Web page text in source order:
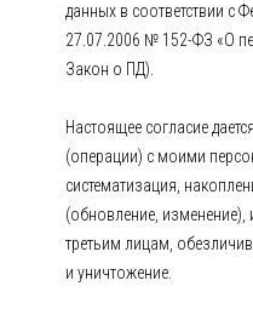
данных в соответствии с
27.07.2006 № 152-ФЗ «О
Закон о ПД).
Настоящее согласие
(операции) с моими
систематизация,
(обновление, изменение),
третьим лицам,
и уничтожение.